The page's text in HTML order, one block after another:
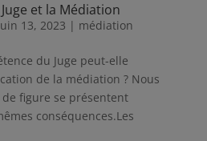
et la Médiation
13, 2023 | médiation
du Juge peut-elle
de la médiation ? Nous
figure se présentent
conséquences.Les